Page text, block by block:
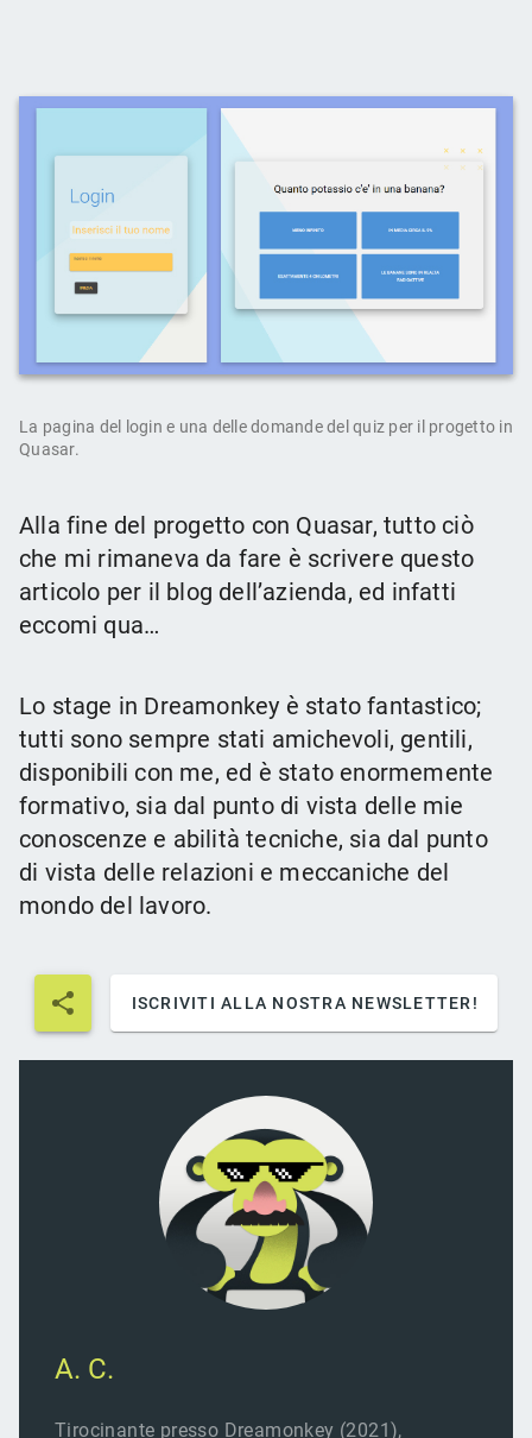
La pagina del login e una delle domande del quiz per il progetto in
Quasar.
Alla fine del progetto con Quasar, tutto ciò
che mi rimaneva da fare è scrivere questo
articolo per il blog dell’azienda, ed infatti
eccomi qua…
Lo stage in Dreamonkey è stato fantastico;
tutti sono sempre stati amichevoli, gentili,
disponibili con me, ed è stato enormemente
formativo, sia dal punto di vista delle mie
conoscenze e abilità tecniche, sia dal punto
di vista delle relazioni e meccaniche del
mondo del lavoro.
ISCRIVITI ALLA NOSTRA NEWSLETTER!
A. C.
Tirocinante presso Dreamonkey (2021),